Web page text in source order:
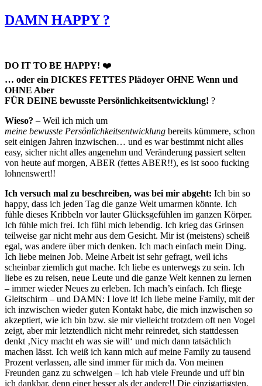
DAMN HAPPY ?
DO IT TO BE HAPPY! ❤️
… oder ein DICKES FETTES Plädoyer OHNE Wenn und
OHNE Aber
FÜR DEINE bewusste Persönlichkeitsentwicklung! ?
Wieso? – Weil ich mich um
meine bewusste Persönlichkeitsentwicklung bereits kümmere, schon
seit einigen Jahren inzwischen… und es war bestimmt nicht alles
easy, sicher nicht alles angenehm und Veränderung passiert selten
von heute auf morgen, ABER (fettes ABER!!), es ist sooo fucking
lohnenswert!!
Ich versuch mal zu beschreiben, was bei mir abgeht: Ich bin so
happy, dass ich jeden Tag die ganze Welt umarmen könnte. Ich
fühle dieses Kribbeln vor lauter Glücksgefühlen im ganzen Körper.
Ich fühle mich frei. Ich fühl mich lebendig. Ich krieg das Grinsen
teilweise gar nicht mehr aus dem Gesicht. Mir ist (meistens) scheiß
egal, was andere über mich denken. Ich mach einfach mein Ding.
Ich liebe meinen Job. Meine Arbeit ist sehr gefragt, weil ichs
scheinbar ziemlich gut mache. Ich liebe es unterwegs zu sein. Ich
liebe es zu reisen, neue Leute und die ganze Welt kennen zu lernen
– immer wieder Neues zu erleben. Ich mach’s einfach. Ich fliege
Gleitschirm – und DAMN: I love it! Ich liebe meine Family, mit der
ich inzwischen wieder guten Kontakt habe, die mich inzwischen so
akzeptiert, wie ich bin bzw. sie mir vielleicht trotzdem oft nen Vogel
zeigt, aber mir letztendlich nicht mehr reinredet, sich stattdessen
denkt ‚Nicy macht eh was sie will‘ und mich dann tatsächlich
machen lässt. Ich weiß ich kann mich auf meine Family zu tausend
Prozent verlassen, alle sind immer für mich da. Von meinen
Freunden ganz zu schweigen – ich hab viele Freunde und uff bin
ich dankbar, denn einer besser als der andere!! Die einzigartigsten,